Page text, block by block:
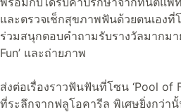
และตรวจเช็กสุขภาพฟันด้วยตนเองที่
ร่วมสนุกตอบคำถามรับรางวัลมากมา
Fun’ และถ่ายภาพ
ส่งต่อเรื่องราวฟันฟันที่โซน ‘Pool of
ที่ระลึกจากฟลูโอคารีล พิเศษยิ่งกว่า